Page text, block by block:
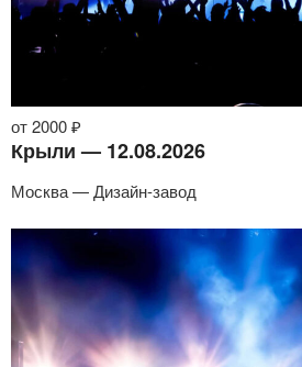
от 2000 ₽
Крыли — 12.08.2026
Москва — Дизайн-завод